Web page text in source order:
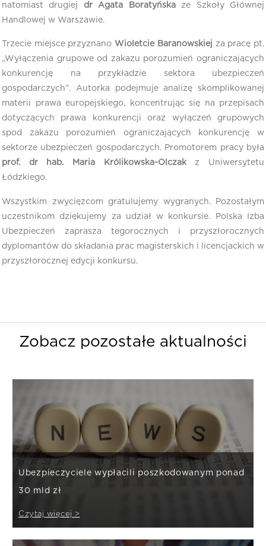
natomiast drugiej dr Agata Boratyńskaze Szkoły Głównej
Handlowej w Warszawie.
Trzecie miejsce przyznano Wioletcie Baranowskiej za pracę pt.
„Wyłączenia grupowe od zakazu porozumień ograniczających
konkurencję na przykładzie sektora ubezpieczeń
gospodarczych”. Autorka podejmuje analizę skomplikowanej
materii prawa europejskiego, koncentrując się na przepisach
dotyczących prawa konkurencji oraz wyłączeń grupowych
spod zakazu porozumień ograniczających konkurencję w
sektorze ubezpieczeń gospodarczych. Promotorem pracy była
prof. dr hab. Maria Królikowska-Olczakz Uniwersytetu
Łódzkiego.
Wszystkim zwycięzcom gratulujemy wygranych. Pozostałym
uczestnikom dziękujemy za udział w konkursie. Polska Izba
Ubezpieczeń zaprasza tegorocznych i przyszłorocznych
dyplomantów do składania prac magisterskich i licencjackich w
przyszłorocznej edycji konkursu.
Zobacz pozostałe aktualności
Ubezpieczyciele wypłacili poszkodowanym ponad
30 mld zł
Czytaj więcej >